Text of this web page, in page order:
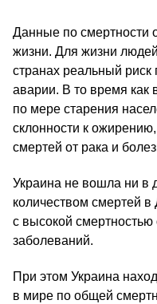
Данные по смертности
жизни. Для жизни
странах реальный
аварии. В то время как
по мере старения
склонности к
смертей от рака и
Украина не вошла ни в
количеством смертей
с высокой смертностью
заболеваний.
При этом Украина
в мире по общей